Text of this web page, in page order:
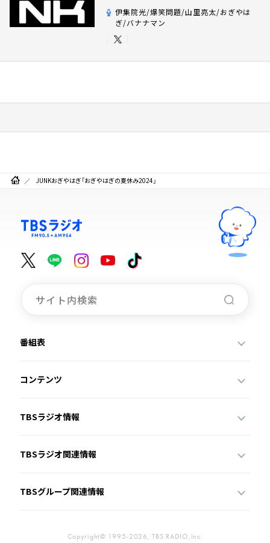
伊集院光/爆笑問題/山里亮太/おぎやは
ぎ/バナナマン
JUNKおぎやはぎ「おぎやはぎの夏休み2024」
番組表
コンテンツ
TBSラジオ情報
TBSラジオ関連情報
TBSグループ関連情報
Copyright© 1995-2026, TBS RADIO,Inc.